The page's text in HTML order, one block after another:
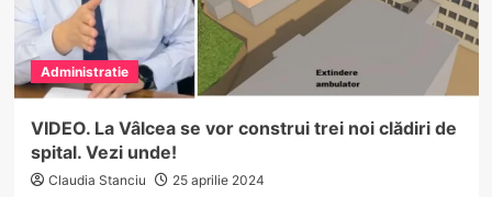
comunei
Administratie
VIDEO. La Vâlcea se vor construi trei noi clădiri de
spital. Vezi unde!
Claudia Stanciu 25 aprilie 2024